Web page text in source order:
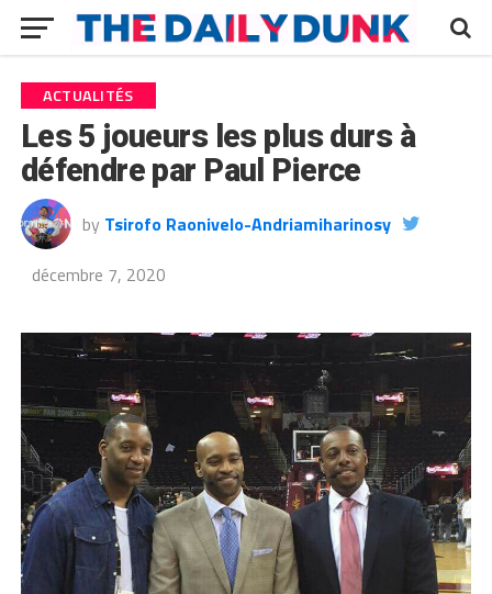
ACTUALITÉS
Les 5 joueurs les plus durs à
défendre par Paul Pierce
by Tsirofo Raonivelo-Andriamiharinosy
décembre 7, 2020